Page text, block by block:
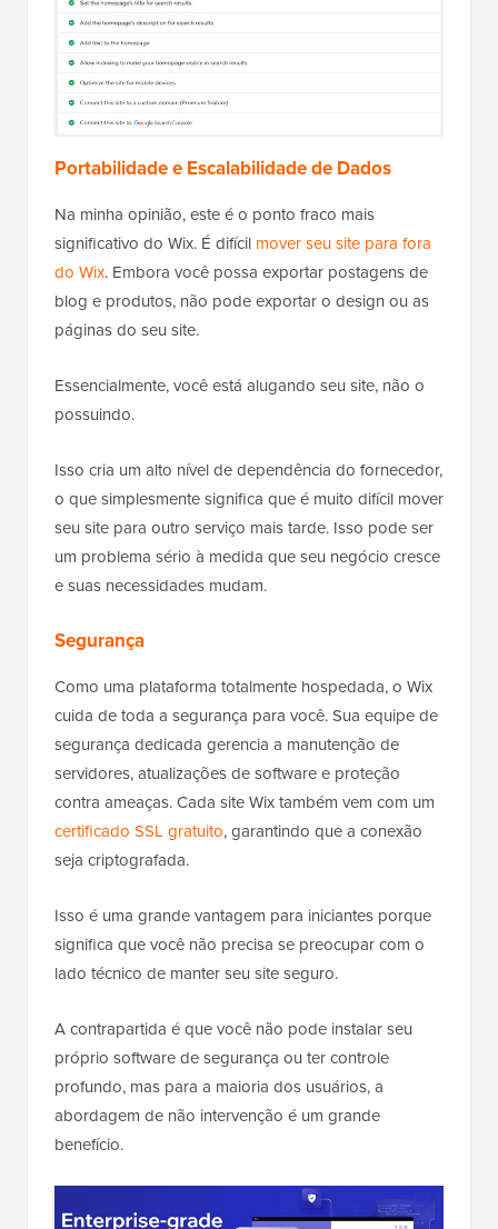
Portabilidade e Escalabilidade de Dados
Na minha opinião, este é o ponto fraco mais
significativo do Wix. É difícil mover seu site para fora
do Wix. Embora você possa exportar postagens de
blog e produtos, não pode exportar o design ou as
páginas do seu site.
Essencialmente, você está alugando seu site, não o
possuindo.
Isso cria um alto nível de dependência do fornecedor,
o que simplesmente significa que é muito difícil mover
seu site para outro serviço mais tarde. Isso pode ser
um problema sério à medida que seu negócio cresce
e suas necessidades mudam.
Segurança
Como uma plataforma totalmente hospedada, o Wix
cuida de toda a segurança para você. Sua equipe de
segurança dedicada gerencia a manutenção de
servidores, atualizações de software e proteção
contra ameaças. Cada site Wix também vem com um
certificado SSL gratuito, garantindo que a conexão
seja criptografada.
Isso é uma grande vantagem para iniciantes porque
significa que você não precisa se preocupar com o
lado técnico de manter seu site seguro.
A contrapartida é que você não pode instalar seu
próprio software de segurança ou ter controle
profundo, mas para a maioria dos usuários, a
abordagem de não intervenção é um grande
benefício.